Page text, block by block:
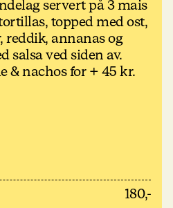
servert på 3 mais
topped med ost,
reddik, annanas og
salsa ved siden av.
& nachos for + 45 kr.
180,-